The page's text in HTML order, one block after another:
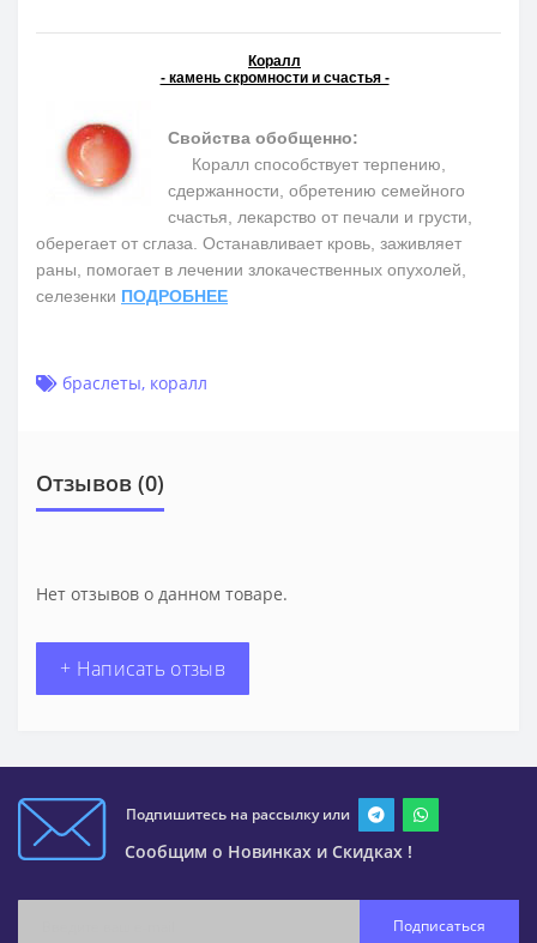
Коралл
- камень скромности и счастья -
Свойства обобщенно:
Коралл способствует терпению,
сдержанности, обретению семейного
счастья, лекарство от печали и грусти,
оберегает от сглаза. Останавливает кровь, заживляет
раны, помогает в лечении злокачественных опухолей,
селезенки ПОДРОБНЕЕ
браслеты, коралл
Отзывов (0)
Нет отзывов о данном товаре.
+ Написать отзыв
Подпишитесь на рассылку или
Сообщим о Новинках и Скидках !
Подписаться